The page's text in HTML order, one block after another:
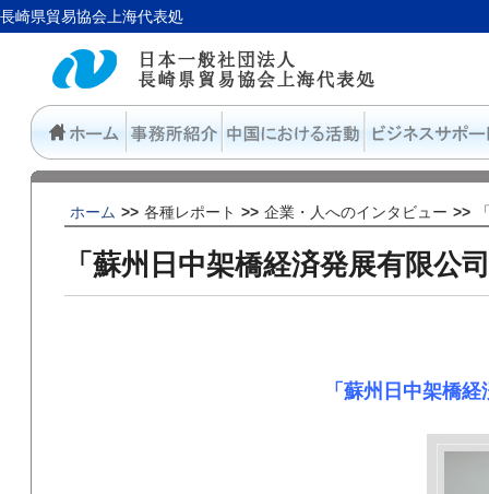
長崎県貿易協会上海代表処
ホーム >> 各種レポート >> 企業・人へのインタビュー >>
「蘇州日中架橋経済発展有限公
「蘇州日中架橋